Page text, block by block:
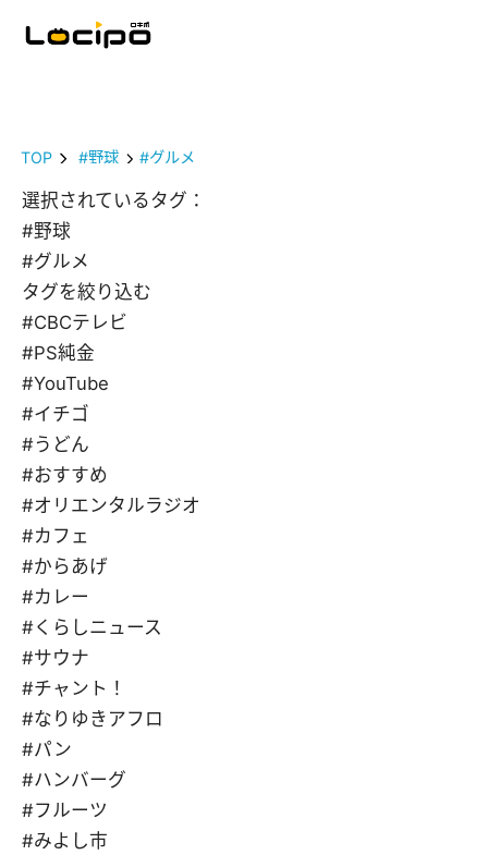
TOP #野球 #グルメ
選択されているタグ：
#野球
#グルメ
タグを絞り込む
#CBCテレビ
#PS純金
#YouTube
#イチゴ
#うどん
#おすすめ
#オリエンタルラジオ
#カフェ
#からあげ
#カレー
#くらしニュース
#サウナ
#チャント！
#なりゆきアフロ
#パン
#ハンバーグ
#フルーツ
#みよし市